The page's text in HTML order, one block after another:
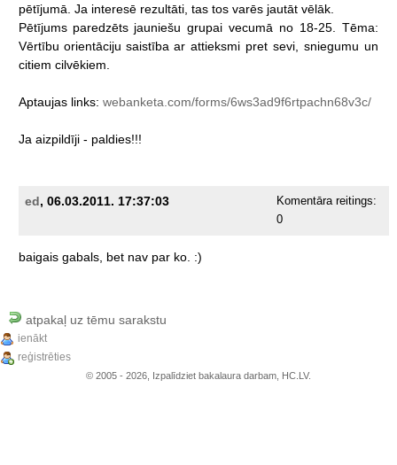
pētījumā. Ja interesē rezultāti, tas tos varēs jautāt vēlāk.
Pētījums paredzēts jauniešu grupai vecumā no 18-25.
Tēma:
Vērtību orientāciju saistība ar attieksmi pret sevi, sniegumu un
citiem cilvēkiem.
Aptaujas links: webanketa.com/forms/6ws3ad9f6rtpachn68v3c/
Ja aizpildīji - paldies!!!
ed, 06.03.2011. 17:37:03
Komentāra reitings:
0
baigais gabals, bet nav par ko. :)
atpakaļ uz tēmu sarakstu
ienākt
reģistrēties
© 2005 - 2026, Izpalīdziet bakalaura darbam, HC.LV.